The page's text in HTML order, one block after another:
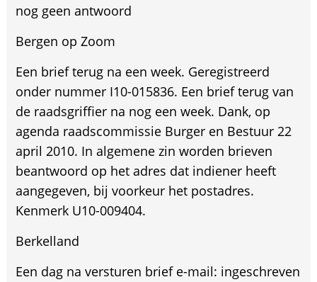
nog geen antwoord
Bergen op Zoom
Een brief terug na een week. Geregistreerd
onder nummer I10-015836. Een brief terug van
de raadsgriffier na nog een week. Dank, op
agenda raadscommissie Burger en Bestuur 22
april 2010. In algemene zin worden brieven
beantwoord op het adres dat indiener heeft
aangegeven, bij voorkeur het postadres.
Kenmerk U10-009404.
Berkelland
Een dag na versturen brief e-mail: ingeschreven